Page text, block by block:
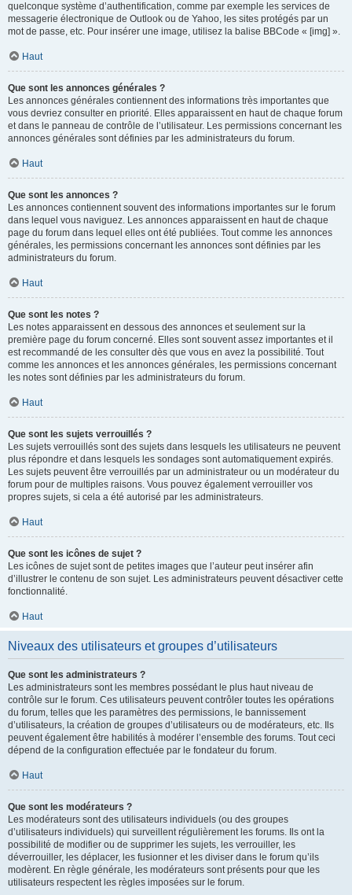
quelconque système d’authentification, comme par exemple les services de
messagerie électronique de Outlook ou de Yahoo, les sites protégés par un
mot de passe, etc. Pour insérer une image, utilisez la balise BBCode « [img] ».
Haut
Que sont les annonces générales ?
Les annonces générales contiennent des informations très importantes que
vous devriez consulter en priorité. Elles apparaissent en haut de chaque forum
et dans le panneau de contrôle de l’utilisateur. Les permissions concernant les
annonces générales sont définies par les administrateurs du forum.
Haut
Que sont les annonces ?
Les annonces contiennent souvent des informations importantes sur le forum
dans lequel vous naviguez. Les annonces apparaissent en haut de chaque
page du forum dans lequel elles ont été publiées. Tout comme les annonces
générales, les permissions concernant les annonces sont définies par les
administrateurs du forum.
Haut
Que sont les notes ?
Les notes apparaissent en dessous des annonces et seulement sur la
première page du forum concerné. Elles sont souvent assez importantes et il
est recommandé de les consulter dès que vous en avez la possibilité. Tout
comme les annonces et les annonces générales, les permissions concernant
les notes sont définies par les administrateurs du forum.
Haut
Que sont les sujets verrouillés ?
Les sujets verrouillés sont des sujets dans lesquels les utilisateurs ne peuvent
plus répondre et dans lesquels les sondages sont automatiquement expirés.
Les sujets peuvent être verrouillés par un administrateur ou un modérateur du
forum pour de multiples raisons. Vous pouvez également verrouiller vos
propres sujets, si cela a été autorisé par les administrateurs.
Haut
Que sont les icônes de sujet ?
Les icônes de sujet sont de petites images que l’auteur peut insérer afin
d’illustrer le contenu de son sujet. Les administrateurs peuvent désactiver cette
fonctionnalité.
Haut
Niveaux des utilisateurs et groupes d’utilisateurs
Que sont les administrateurs ?
Les administrateurs sont les membres possédant le plus haut niveau de
contrôle sur le forum. Ces utilisateurs peuvent contrôler toutes les opérations
du forum, telles que les paramètres des permissions, le bannissement
d’utilisateurs, la création de groupes d’utilisateurs ou de modérateurs, etc. Ils
peuvent également être habilités à modérer l’ensemble des forums. Tout ceci
dépend de la configuration effectuée par le fondateur du forum.
Haut
Que sont les modérateurs ?
Les modérateurs sont des utilisateurs individuels (ou des groupes
d’utilisateurs individuels) qui surveillent régulièrement les forums. Ils ont la
possibilité de modifier ou de supprimer les sujets, les verrouiller, les
déverrouiller, les déplacer, les fusionner et les diviser dans le forum qu’ils
modèrent. En règle générale, les modérateurs sont présents pour que les
utilisateurs respectent les règles imposées sur le forum.